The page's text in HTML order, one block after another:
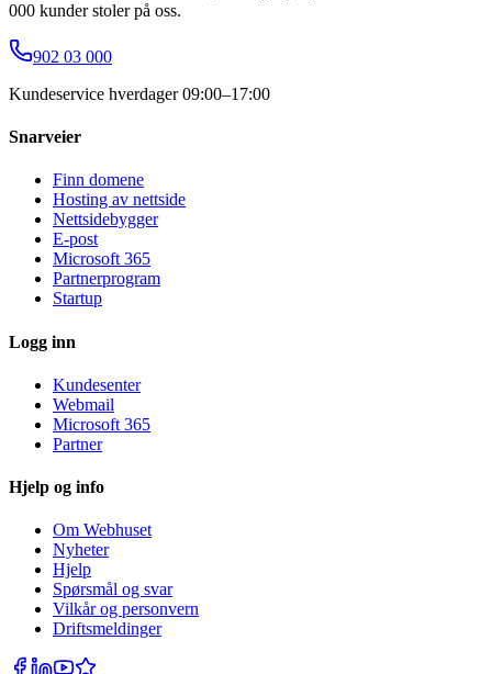
000 kunder stoler på oss.
902 03 000
Kundeservice hverdager 09:00–17:00
Snarveier
Finn domene
Hosting av nettside
Nettsidebygger
E-post
Microsoft 365
Partnerprogram
Startup
Logg inn
Kundesenter
Webmail
Microsoft 365
Partner
Hjelp og info
Om Webhuset
Nyheter
Hjelp
Spørsmål og svar
Vilkår og personvern
Driftsmeldinger